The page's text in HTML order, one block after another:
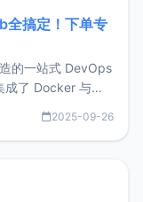
全搞定！下单专
的一站式 DevOps
成了 Docker 与常
运维与数据库操
2025-09-26